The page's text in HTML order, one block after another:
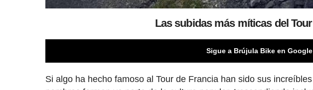
Las subidas más míticas del
Sigue a Brújula Bike en Google
Si algo ha hecho famoso al Tour de Francia han sido sus